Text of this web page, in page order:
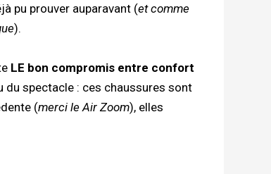
pu prouver auparavant (et comme
).
LE bon compromis entre confort
du spectacle : ces chaussures sont
(merci le Air Zoom), elles